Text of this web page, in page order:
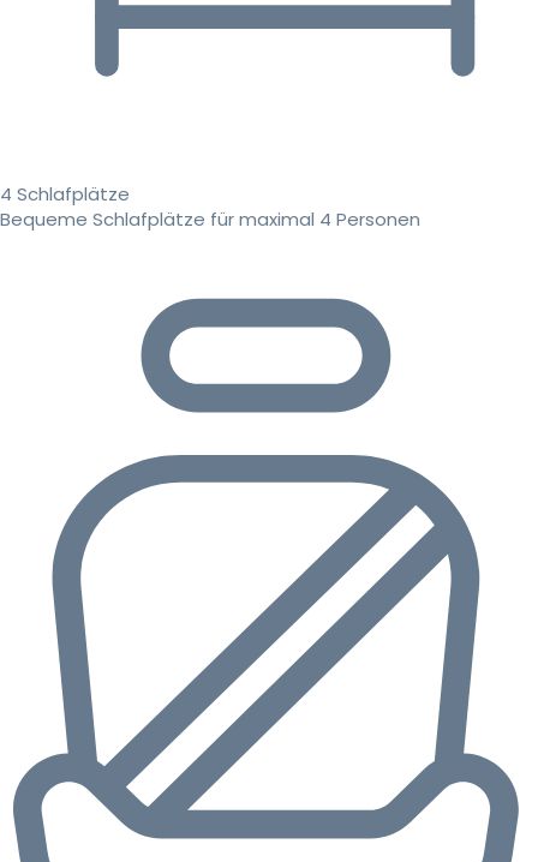
4 Schlafplätze
Bequeme Schlafplätze für maximal 4 Personen